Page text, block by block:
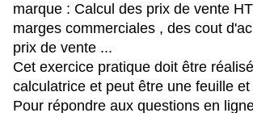
marque : Calcul des prix de vente
marges commerciales , des cout
prix de vente ...
Cet exercice pratique doit être
calculatrice et peut être une feuille
Pour répondre aux questions en